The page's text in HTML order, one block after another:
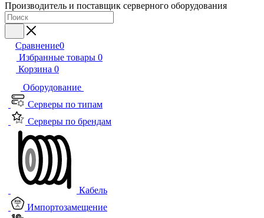
Производитель и поставщик серверного оборудования
Сравнение0
Избранные товары 0
Корзина 0
Оборудование
Серверы по типам
Серверы по брендам
Кабель
Импортозамещение